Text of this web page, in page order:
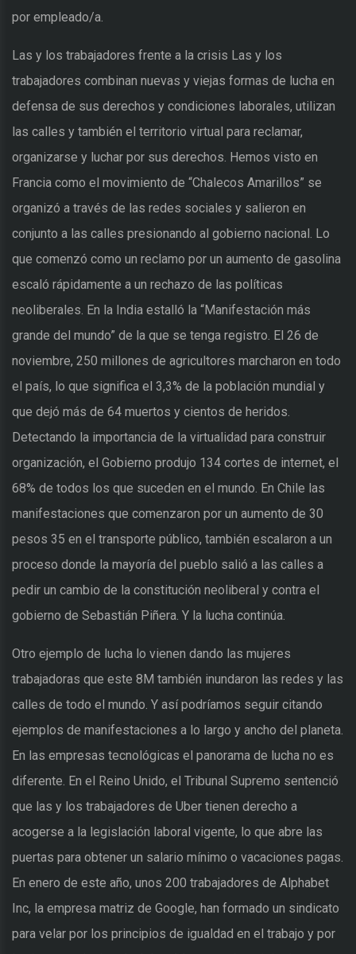
por empleado/a.
Las y los trabajadores frente a la crisis Las y los
trabajadores combinan nuevas y viejas formas de lucha en
defensa de sus derechos y condiciones laborales, utilizan
las calles y también el territorio virtual para reclamar,
organizarse y luchar por sus derechos. Hemos visto en
Francia como el movimiento de “Chalecos Amarillos” se
organizó a través de las redes sociales y salieron en
conjunto a las calles presionando al gobierno nacional. Lo
que comenzó como un reclamo por un aumento de gasolina
escaló rápidamente a un rechazo de las políticas
neoliberales. En la India estalló la “Manifestación más
grande del mundo” de la que se tenga registro. El 26 de
noviembre, 250 millones de agricultores marcharon en todo
el país, lo que significa el 3,3% de la población mundial y
que dejó más de 64 muertos y cientos de heridos.
Detectando la importancia de la virtualidad para construir
organización, el Gobierno produjo 134 cortes de internet, el
68% de todos los que suceden en el mundo. En Chile las
manifestaciones que comenzaron por un aumento de 30
pesos 35 en el transporte público, también escalaron a un
proceso donde la mayoría del pueblo salió a las calles a
pedir un cambio de la constitución neoliberal y contra el
gobierno de Sebastián Piñera. Y la lucha continúa.
Otro ejemplo de lucha lo vienen dando las mujeres
trabajadoras que este 8M también inundaron las redes y las
calles de todo el mundo. Y así podríamos seguir citando
ejemplos de manifestaciones a lo largo y ancho del planeta.
En las empresas tecnológicas el panorama de lucha no es
diferente. En el Reino Unido, el Tribunal Supremo sentenció
que las y los trabajadores de Uber tienen derecho a
acogerse a la legislación laboral vigente, lo que abre las
puertas para obtener un salario mínimo o vacaciones pagas.
En enero de este año, unos 200 trabajadores de Alphabet
Inc, la empresa matriz de Google, han formado un sindicato
para velar por los principios de igualdad en el trabajo y por